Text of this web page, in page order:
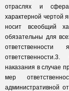
отраслях и
характерной чертой
носит всеобщий
обязательны для
ответственности
наказания в случае
мер
административной